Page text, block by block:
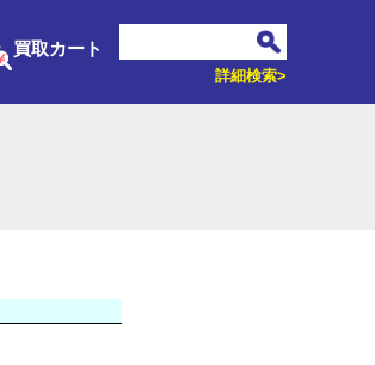
買取カート
詳細検索>